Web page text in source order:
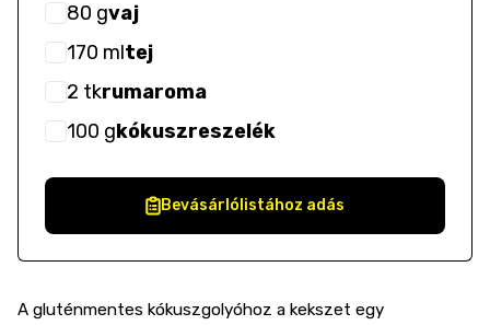
80 gvaj
170 mltej
2 tkrumaroma
100 gkókuszreszelék
Bevásárlólistához adás
A gluténmentes kókuszgolyóhoz a kekszet egy